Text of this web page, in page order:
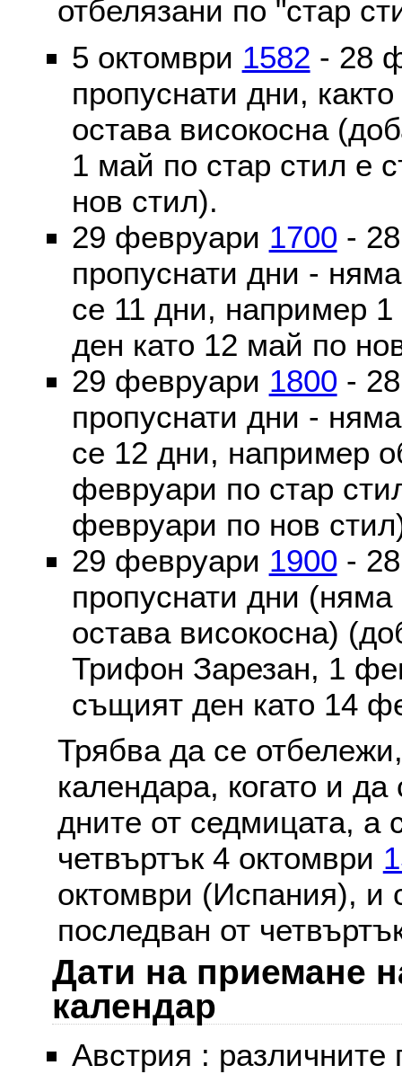
отбелязани по "стар
5 октомври 1582 - 28
пропуснати дни,
остава високосна
1 май по стар стил е
нов стил).
29 февруари 1700 -
пропуснати дни -
се 11 дни, например
ден като 12 май по
29 февруари 1800 -
пропуснати дни -
се 12 дни, например
февруари по стар
февруари по нов
29 февруари 1900 -
пропуснати дни
остава високосна)
Трифон Зарезан, 1
същият ден като 14
Трябва да се
календара, когато и
дните от седмицата, а
четвъртък 4 октомври
октомври (Испания), и
последван от
Дати на приемане
календар
Австрия :